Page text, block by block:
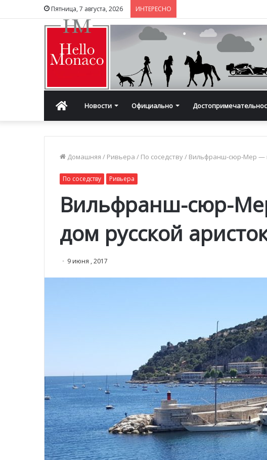
Пятница, 7 августа, 2026 ИНТЕРЕСНО
ГлавнаяНовости Официально
Домашняя / Ривьера / По соседству/ Вильфранш-сюр-Мер —
По соседству Ривьера
Вильфранш-сюр-
дом русской
9 июня , 2017